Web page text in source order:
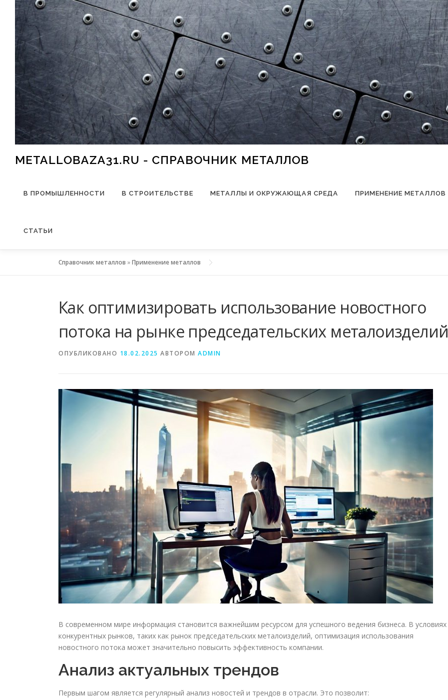
Перейти к содержимому
METALLOBAZA31.RU - СПРАВОЧНИК МЕТАЛЛОВ
В ПРОМЫШЛЕННОСТИ В СТРОИТЕЛЬСТВЕ МЕТАЛЛЫ И ОКРУЖАЮЩАЯ СРЕДА ПРИМЕНЕНИЕ МЕТАЛЛОВ
СТАТЬИ
Справочник металлов »Применение металлов
Как оптимизировать использование новостного
потока на рынке председательских металоизделий
ОПУБЛИКОВАНО 18.02.2025 АВТОРОМ ADMIN
В современном мире информация становится важнейшим ресурсом для успешного ведения бизнеса. В условиях
конкурентных рынков, таких как рынок председательских металоизделий, оптимизация использования
новостного потока может значительно повысить эффективность компании.
Анализ актуальных трендов
Первым шагом является регулярный анализ новостей и трендов в отрасли. Это позволит: